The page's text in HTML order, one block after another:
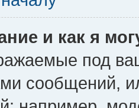
и как я
под
сообщений,